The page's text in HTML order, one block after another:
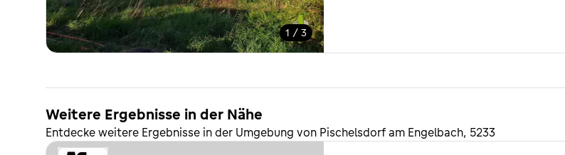
1 / 3
Weitere Ergebnisse in der Nähe
Entdecke weitere Ergebnisse in der Umgebung von Pischelsdorf am Engelbach, 5233